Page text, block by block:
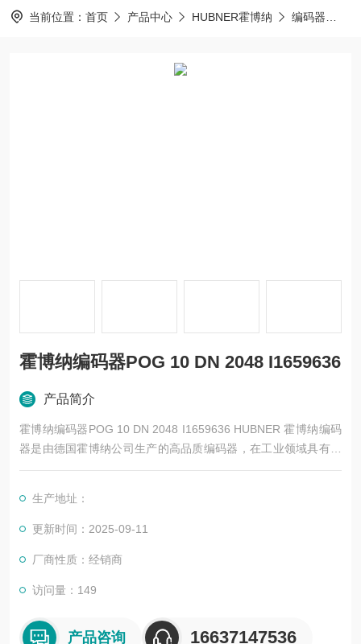
当前位置： 首页 产品中心 HUBNER霍博纳 编码器
霍博纳编码器POG 10 DN 2048 I1659636
产品简介
霍博纳编码器POG 10 DN 2048 I1659636 HUBNER 霍博纳编码
器是由德国霍博纳公司生产的高品质编码器，在工业领域具有广
泛的应用和较高的度。以下是其详细简介
生产地址：
更新时间：2025-09-11
厂商性质：经销商
访问量：149
产品咨询 16637147536